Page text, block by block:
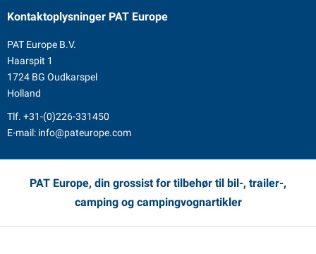
Kontaktoplysninger PAT Europe
PAT Europe B.V.
Haarspit 1
1724 BG Oudkarspel
Holland
Tlf. +31-(0)226-331450
E-mail: info@pateurope.com
PAT Europe, din grossist for tilbehør til bil-, trailer-,
camping og campingvognartikler